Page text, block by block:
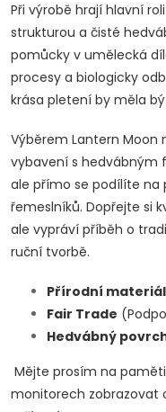
Při výrobě hrají hlavní
strukturou a čisté
pomůcky v umělecká
procesy a biologicky
krása pletení by měla
Výběrem Lantern Moon
vybavení s hedvábným
ale přímo se podílíte na
řemeslníků. Dopřejte si
ale vypráví příběh o
ruční tvorbě.
Přírodní
Fair Trade
Hedvábný
Mějte prosím na
monitorech zobrazovat